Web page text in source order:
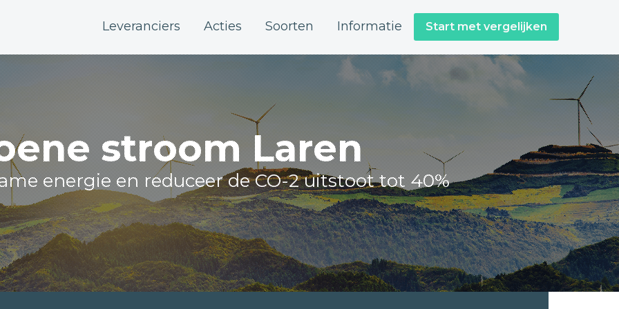
Leveranciers Acties Soorten Informatie Start met vergelijken
stroom Laren
energie en reduceer de CO-2 uitstoot tot 40%